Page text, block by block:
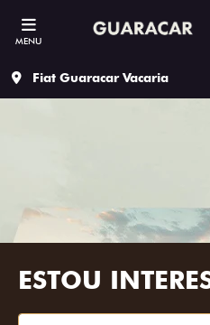
MENU
Fiat Guaracar Vacaria
ESTOU